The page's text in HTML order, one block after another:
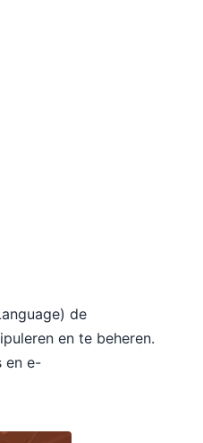
de
en te beheren.
en e-